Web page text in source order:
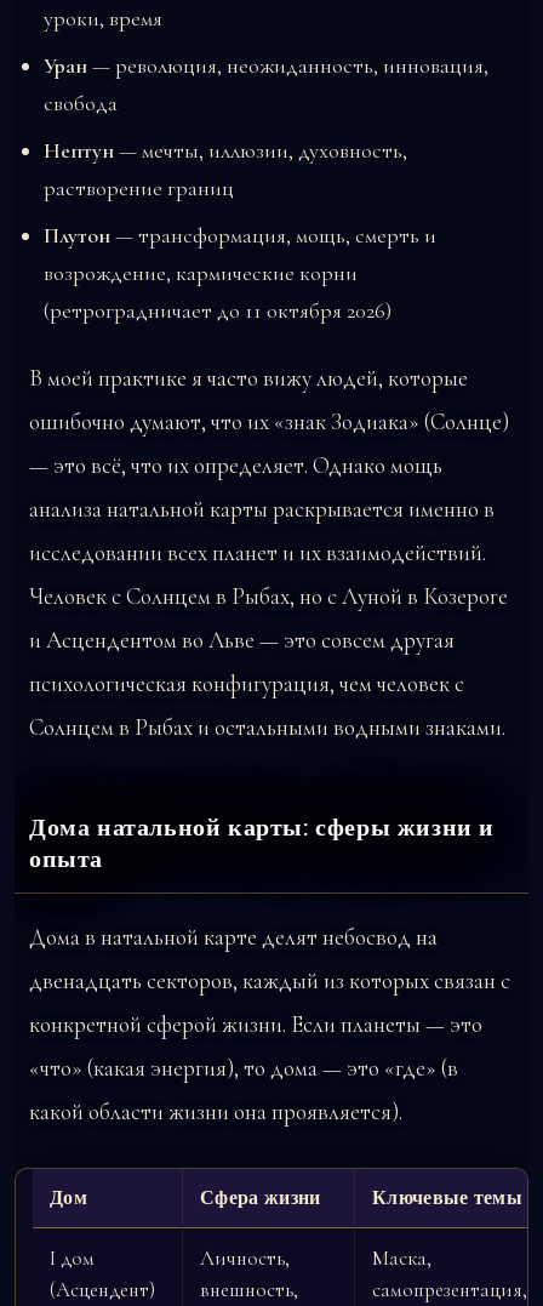
уроки, время
Уран— революция, неожиданность, инновация,
свобода
Нептун— мечты, иллюзии, духовность,
растворение границ
Плутон— трансформация, мощь, смерть и
возрождение, кармические корни
(ретроградничает до 11 октября 2026)
В моей практике я часто вижу людей, которые
ошибочно думают, что их «знак Зодиака» (Солнце)
— это всё, что их определяет. Однако мощь
анализа натальной карты раскрывается именно в
исследовании всех планет и их взаимодействий.
Человек с Солнцем в Рыбах, но с Луной в Козероге
и Асцендентом во Льве — это совсем другая
психологическая конфигурация, чем человек с
Солнцем в Рыбах и остальными водными знаками.
Дома натальной карты: сферы жизни и
опыта
Дома в натальной карте делят небосвод на
двенадцать секторов, каждый из которых связан с
конкретной сферой жизни. Если планеты — это
«что» (какая энергия), то дома — это «где» (в
какой области жизни она проявляется).
Дом Сфера жизни Ключевые темы
I дом
(Асцендент)
Личность,
внешность,
Маска,
самопрезентация,